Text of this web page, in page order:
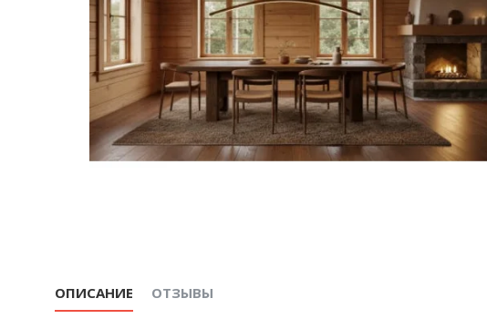
ОПИСАНИЕ ОТЗЫВЫ